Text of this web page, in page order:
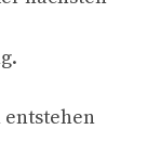
entstehen